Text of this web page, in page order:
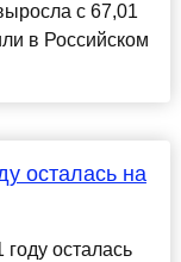
с 67,01
в Российском
осталась на
осталась